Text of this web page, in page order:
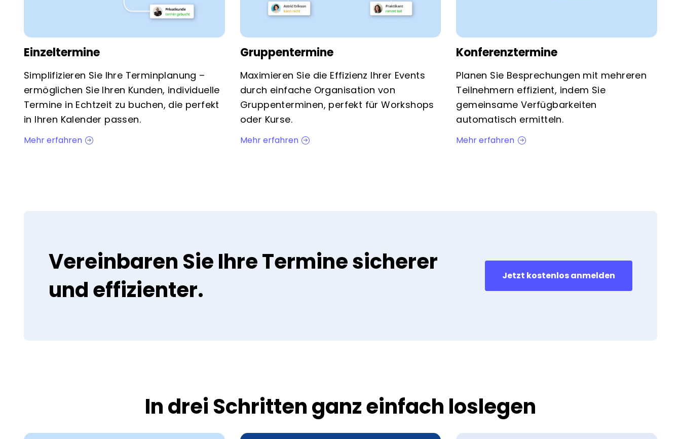
Einzeltermine
Simplifizieren Sie Ihre Terminplanung –
ermöglichen Sie Ihren Kunden, individuelle
Termine in Echtzeit zu buchen, die perfekt
in Ihren Kalender passen.
Mehr erfahren
Gruppentermine
Maximieren Sie die Effizienz Ihrer Events
durch einfache Organisation von
Gruppenterminen, perfekt für Workshops
oder Kurse.
Mehr erfahren
Konferenztermine
Planen Sie Besprechungen mit mehreren
Teilnehmern effizient, indem Sie
gemeinsame Verfügbarkeiten
automatisch ermitteln.
Mehr erfahren
Jetzt kostenlos anmelden
Vereinbaren Sie Ihre Termine sicherer
und effizienter.
In drei Schritten ganz einfach loslegen